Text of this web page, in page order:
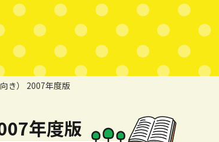
き） 2007年度版
年度版